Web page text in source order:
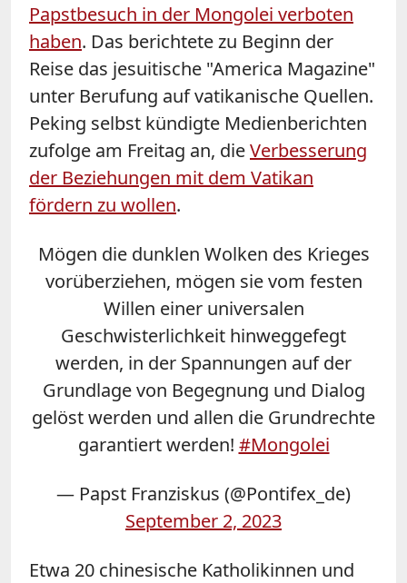
Papstbesuch in der Mongolei verboten
haben. Das berichtete zu Beginn der
Reise das jesuitische "America Magazine"
unter Berufung auf vatikanische Quellen.
Peking selbst kündigte Medienberichten
zufolge am Freitag an, dieVerbesserung
der Beziehungen mit dem Vatikan
fördern zu wollen.
Mögen die dunklen Wolken des Krieges
vorüberziehen, mögen sie vom festen
Willen einer universalen
Geschwisterlichkeit hinweggefegt
werden, in der Spannungen auf der
Grundlage von Begegnung und Dialog
gelöst werden und allen die Grundrechte
garantiert werden! #Mongolei
— Papst Franziskus (@Pontifex_de)
September 2, 2023
Etwa 20 chinesische Katholikinnen und